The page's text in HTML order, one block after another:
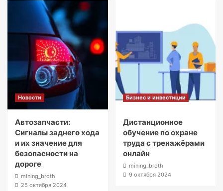
Новости
Автозапчасти:
Сигналы заднего хода
и их значение для
безопасности на
дороге
mining_broth
25 октября 2024
Бизнес и инвестиции
Дистанционное
обучение по охране
труда с тренажёрами
онлайн
mining_broth
9 октября 2024